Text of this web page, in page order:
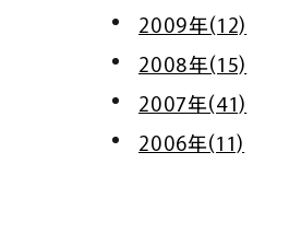
2009年(12)
2008年(15)
2007年(41)
2006年(11)